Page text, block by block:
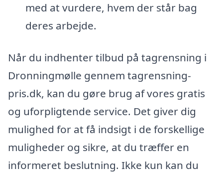
med at vurdere, hvem der står bag
deres arbejde.
Når du indhenter tilbud på tagrensning i
Dronningmølle gennem tagrensning-
pris.dk, kan du gøre brug af vores gratis
og uforpligtende service. Det giver dig
mulighed for at få indsigt i de forskellige
muligheder og sikre, at du træffer en
informeret beslutning. Ikke kun kan du